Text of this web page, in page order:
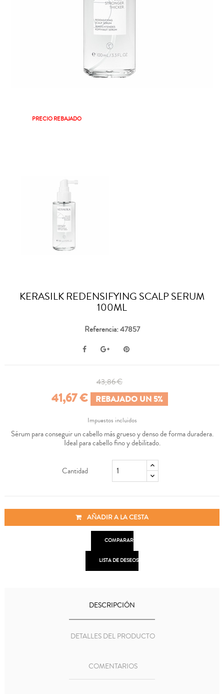
PRECIO REBAJADO
KERASILK REDENSIFYING SCALP SERUM
100ML
Referencia: 47857
43,86 €
41,67 € REBAJADO UN 5%
Impuestos incluidos
Sérum para conseguir un cabello más grueso y denso de forma duradera.
Ideal para cabello fino y debilitado.
Cantidad
AÑADIR A LA CESTA
COMPARAR
LISTA DE DESEOS
DESCRIPCIÓN
DETALLES DEL PRODUCTO
COMENTARIOS